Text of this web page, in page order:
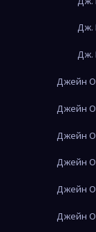
Дж.
Дж.
Джейн
Джейн
Джейн
Джейн
Джейн
Джейн